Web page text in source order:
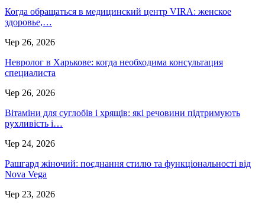
Когда обращаться в медицинский центр VIRA: женское
здоровье,…
Чер 26, 2026
Невролог в Харькове: когда необходима консультация
специалиста
Чер 26, 2026
Вітаміни для суглобів і хрящів: які речовини підтримують
рухливість і…
Чер 24, 2026
Рашгард жіночий: поєднання стилю та функціональності від
Nova Vega
Чер 23, 2026